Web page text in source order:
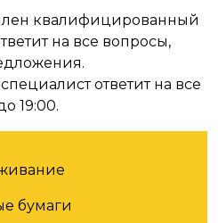
квалифицированный
на все вопросы,
ответит на все
19:00.
бумаги